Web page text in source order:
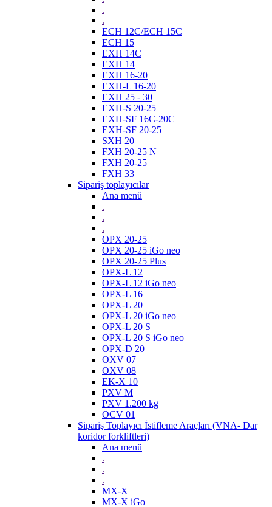
.
.
ECH 12C/ECH 15C
ECH 15
EXH 14C
EXH 14
EXH 16-20
EXH-L 16-20
EXH 25 - 30
EXH-S 20-25
EXH-SF 16C-20C
EXH-SF 20-25
SXH 20
FXH 20-25 N
FXH 20-25
FXH 33
Sipariş toplayıcılar
Ana menü
.
.
.
OPX 20-25
OPX 20-25 iGo neo
OPX 20-25 Plus
OPX-L 12
OPX-L 12 iGo neo
OPX-L 16
OPX-L 20
OPX-L 20 iGo neo
OPX-L 20 S
OPX-L 20 S iGo neo
OPX-D 20
OXV 07
OXV 08
EK-X 10
PXV M
PXV 1.200 kg
OCV 01
Sipariş Toplayıcı İstifleme Araçları (VNA- Dar
koridor forkliftleri)
Ana menü
.
.
.
MX-X
MX-X iGo